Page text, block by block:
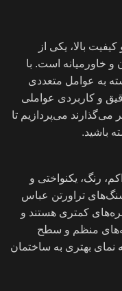
بالا، یکی از
خاورمیانه است. با
به عوامل متعددی
و کاربردی عواملی
می‌گذارند می‌پردازیم تا
باشید.
رنگ، یکنواختی و
تراورتن عباس
کمتری هستند و
منظم و سطح
نمای بهتری به ساختمان